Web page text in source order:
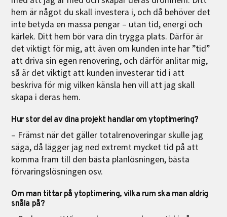
hem är något du skall investera i, och då behöver det
inte betyda en massa pengar – utan tid, energi och
kärlek. Ditt hem bör vara din trygga plats. Därför är
det viktigt för mig, att även om kunden inte har ”tid”
att driva sin egen renovering, och därför anlitar mig,
så är det viktigt att kunden investerar tid i att
beskriva för mig vilken känsla hen vill att jag skall
skapa i deras hem.
Hur stor del av dina projekt handlar om ytoptimering?
– Främst när det gäller totalrenoveringar skulle jag
säga, då lägger jag ned extremt mycket tid på att
komma fram till den bästa planlösningen, bästa
förvaringslösningen osv.
Om man tittar på ytoptimering, vilka rum ska man aldrig
snåla på?